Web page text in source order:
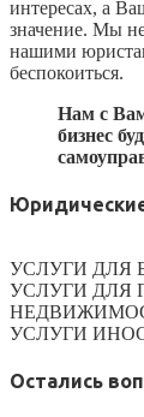
интересах, а
значение. Мы
нашими
беспокоиться.
Нам с
бизнес
УСЛУГИ ДЛЯ
УСЛУГИ ДЛЯ
УСЛУГИ
Остались